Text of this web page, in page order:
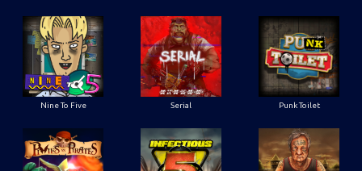
Nine To Five Serial Punk Toilet